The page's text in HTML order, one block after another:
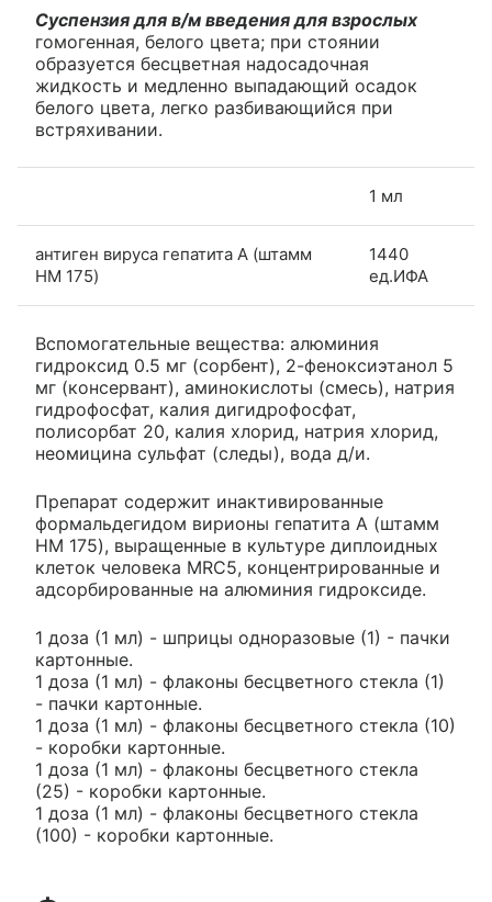
Суспензия для в/м введения для взрослых
гомогенная, белого цвета; при стоянии
образуется бесцветная надосадочная
жидкость и медленно выпадающий осадок
белого цвета, легко разбивающийся при
встряхивании.
1 мл
антиген вируса гепатита А (штамм
HM 175)
1440
ед.ИФА
Вспомогательные вещества: алюминия
гидроксид 0.5 мг (сорбент), 2-феноксиэтанол 5
мг (консервант), аминокислоты (смесь), натрия
гидрофосфат, калия дигидрофосфат,
полисорбат 20, калия хлорид, натрия хлорид,
неомицина сульфат (следы), вода д/и.
Препарат содержит инактивированные
формальдегидом вирионы гепатита А (штамм
HM 175), выращенные в культуре диплоидных
клеток человека MRC5, концентрированные и
адсорбированные на алюминия гидроксиде.
1 доза (1 мл) - шприцы одноразовые (1) - пачки
картонные.
1 доза (1 мл) - флаконы бесцветного стекла (1)
- пачки картонные.
1 доза (1 мл) - флаконы бесцветного стекла (10)
- коробки картонные.
1 доза (1 мл) - флаконы бесцветного стекла
(25) - коробки картонные.
1 доза (1 мл) - флаконы бесцветного стекла
(100) - коробки картонные.